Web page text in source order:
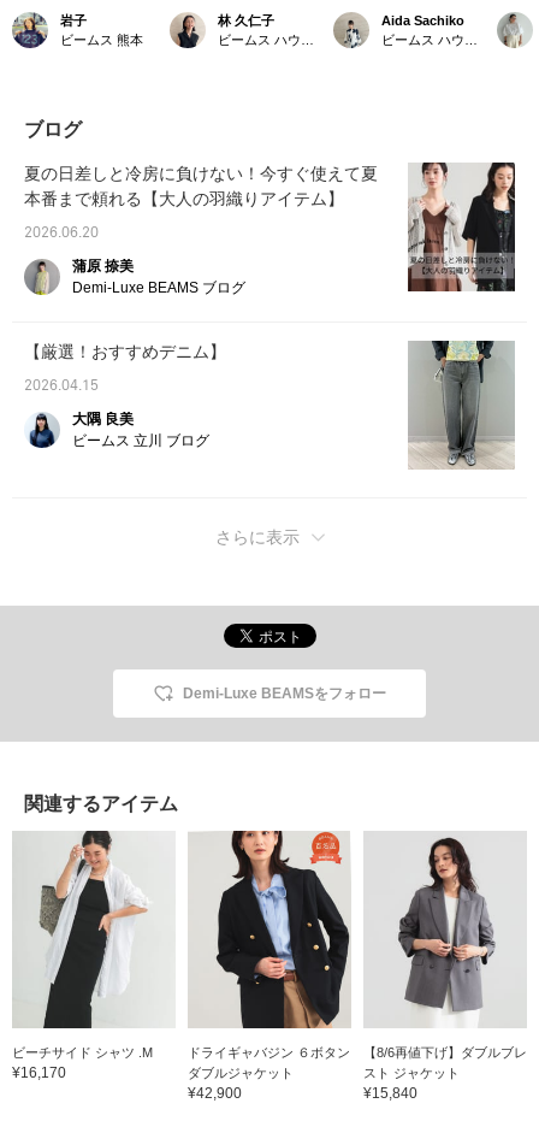
テム！】《AK+1》のシ
アージャケット。きちん
と感もありつつ程よい透
感覚で気軽に羽織ってい
岩子
ビームス 熊本
ジャケット】真夏の出勤
時は家から駅までの道の
りがとにかく暑い！それ
さばらず、冷房対策でさ
っと肩から掛けられるジ
ャケットをいつも探して
ほど薄手で手洗い可能。
カーディガンよりもきち
るのが今年の定番スタイ
す。ブラックもシックで
なに使えるアイテムが今
日からセール対象になり
ェックしてみてくださ
林 久仁子
け感ジャケットです◎】
〈AK＋1〉のシアージャ
ケットは、透け過ぎず、
たら［♡+お気に入り］
を押していただくと、後
から見返しやすくマイル
も貯まります。是非ご活
用くださいませ。
Aida Sachiko
ト待
だと
かと
と感
かに
ジャ
ーは
タイ
でフ
ブログ
夏の日差しと冷房に負けない！今すぐ使えて夏
本番まで頼れる【大人の羽織りアイテム】
2026.06.20
蒲原 捺美
Demi-Luxe BEAMS ブログ
【厳選！おすすめデニム】
2026.04.15
大隅 良美
ビームス 立川 ブログ
さらに表示
Demi-Luxe BEAMSをフォロー
関連するアイテム
ビーチサイド シャツ .M
¥16,170
ドライギャバジン ６ボタン
ダブルジャケット
¥42,900
【8/6再値下げ】ダブルブレ
スト ジャケット
¥15,840